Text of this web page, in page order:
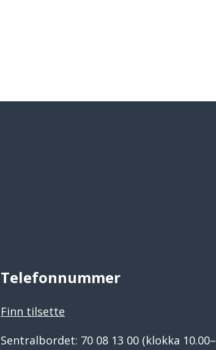
Telefonnummer
Finn tilsette
Sentralbordet: 70 08 13 00 (klokka 10.00–